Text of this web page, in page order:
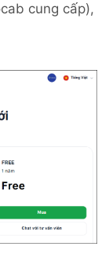
cung cấp),